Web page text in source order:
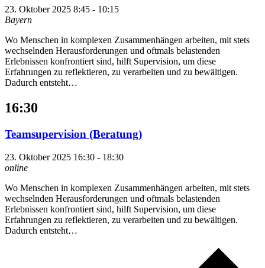
23. Oktober 2025 8:45 - 10:15
Bayern
Wo Menschen in komplexen Zusammenhängen arbeiten, mit stets
wechselnden Herausforderungen und oftmals belastenden
Erlebnissen konfrontiert sind, hilft Supervision, um diese
Erfahrungen zu reflektieren, zu verarbeiten und zu bewältigen.
Dadurch entsteht…
16:30
Teamsupervision (Beratung)
23. Oktober 2025 16:30 - 18:30
online
Wo Menschen in komplexen Zusammenhängen arbeiten, mit stets
wechselnden Herausforderungen und oftmals belastenden
Erlebnissen konfrontiert sind, hilft Supervision, um diese
Erfahrungen zu reflektieren, zu verarbeiten und zu bewältigen.
Dadurch entsteht…